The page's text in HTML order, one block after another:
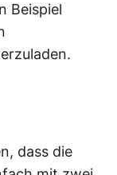
Beispiel
dass die